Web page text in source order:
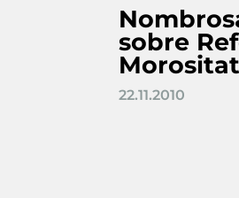
sobre
Morositat
22.11.2010